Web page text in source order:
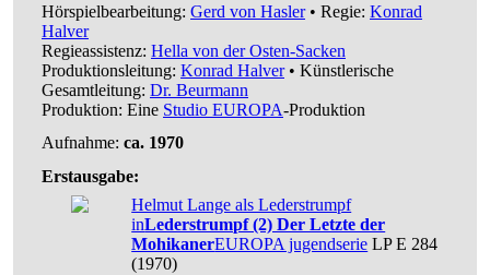
Hörspielbearbeitung: Gerd von Hasler• Regie: Konrad
Halver
Regieassistenz: Hella von der Osten-Sacken
Produktionsleitung: Konrad Halver• Künstlerische
Gesamtleitung: Dr. Beurmann
Produktion: Eine Studio EUROPA-Produktion
Aufnahme: ca. 1970
Erstausgabe:
Helmut Lange als Lederstrumpf
inLederstrumpf (2) Der Letzte der
MohikanerEUROPA jugendserie LP E 284
(1970)